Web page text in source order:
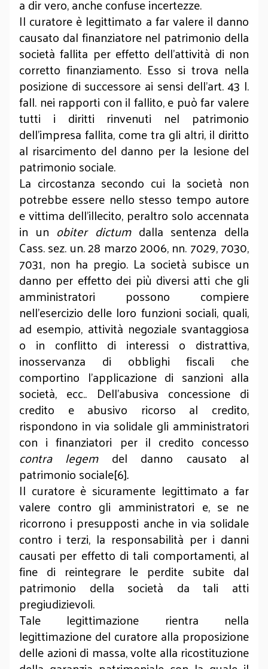
a dir vero, anche confuse incertezze.
Il curatore è legittimato a far valere il danno
causato dal finanziatore nel patrimonio della
società fallita per effetto dell’attività di non
corretto finanziamento. Esso si trova nella
posizione di successore ai sensi dell’art. 43 l.
fall. nei rapporti con il fallito, e può far valere
tutti i diritti rinvenuti nel patrimonio
dell’impresa fallita, come tra gli altri, il diritto
al risarcimento del danno per la lesione del
patrimonio sociale.
La circostanza secondo cui la società non
potrebbe essere nello stesso tempo autore
e vittima dell’illecito, peraltro solo accennata
in un obiter dictumdalla sentenza della
Cass. sez. un. 28 marzo 2006, nn. 7029, 7030,
7031, non ha pregio. La società subisce un
danno per effetto dei più diversi atti che gli
amministratori possono compiere
nell’esercizio delle loro funzioni sociali, quali,
ad esempio, attività negoziale svantaggiosa
o in conflitto di interessi o distrattiva,
inosservanza di obblighi fiscali che
comportino l’applicazione di sanzioni alla
società, ecc.. Dell’abusiva concessione di
credito e abusivo ricorso al credito,
rispondono in via solidale gli amministratori
con i finanziatori per il credito concesso
contra legem del danno causato al
patrimonio sociale[6].
Il curatore è sicuramente legittimato a far
valere contro gli amministratori e, se ne
ricorrono i presupposti anche in via solidale
contro i terzi, la responsabilità per i danni
causati per effetto di tali comportamenti, al
fine di reintegrare le perdite subite dal
patrimonio della società da tali atti
pregiudizievoli.
Tale legittimazione rientra nella
legittimazione del curatore alla proposizione
delle azioni di massa, volte alla ricostituzione